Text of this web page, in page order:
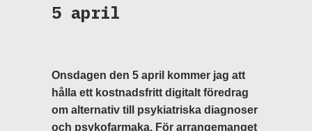
5 april
Onsdagen den 5 april kommer jag att
hålla ett kostnadsfritt digitalt föredrag
om alternativ till psykiatriska diagnoser
och psykofarmaka. För arrangemanget